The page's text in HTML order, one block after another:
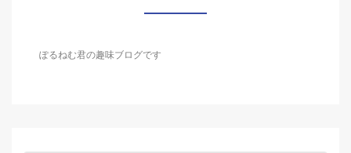
ぽるねむ君の趣味ブログです